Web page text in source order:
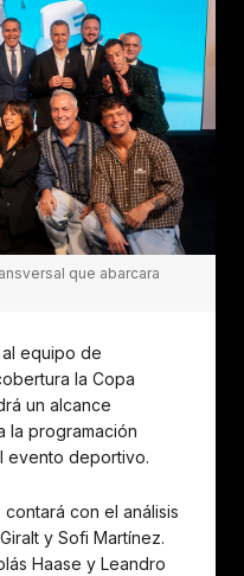
que abarcara
equipo de
la Copa
un alcance
la programación
evento deportivo.
con el análisis
y Sofi Martínez.
Haase y Leandro